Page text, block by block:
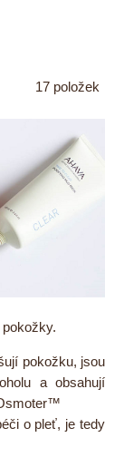
17 položek
pokožku, jsou
a obsahují
o pleť, je tedy